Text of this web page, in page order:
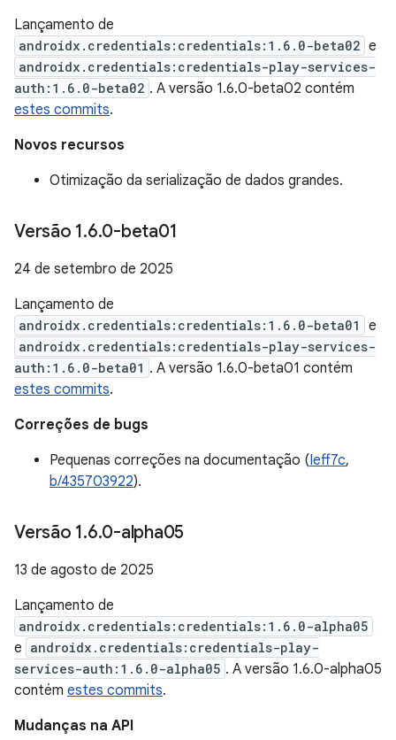
Lançamento de
androidx.credentials:credentials:1.6.0-beta02 e
androidx.credentials:credentials-play-services-
auth:1.6.0-beta02 . A versão 1.6.0-beta02 contém
estes commits.
Novos recursos
Otimização da serialização de dados grandes.
Versão 1.6.0-beta01
24 de setembro de 2025
Lançamento de
androidx.credentials:credentials:1.6.0-beta01 e
androidx.credentials:credentials-play-services-
auth:1.6.0-beta01 . A versão 1.6.0-beta01 contém
estes commits.
Correções de bugs
Pequenas correções na documentação (Ieff7c,
b/435703922).
Versão 1.6.0-alpha05
13 de agosto de 2025
Lançamento de
androidx.credentials:credentials:1.6.0-alpha05
e androidx.credentials:credentials-play-
services-auth:1.6.0-alpha05 . A versão 1.6.0-alpha05
contém estes commits.
Mudanças na API